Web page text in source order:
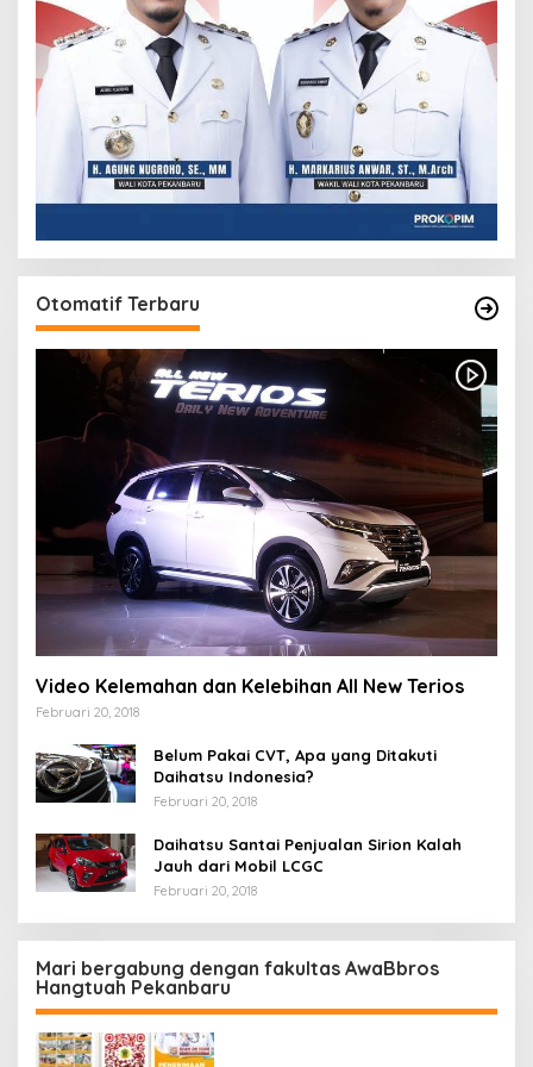
Otomatif Terbaru
Video Kelemahan dan Kelebihan All New Terios
Februari 20, 2018
Belum Pakai CVT, Apa yang Ditakuti
Daihatsu Indonesia?
Februari 20, 2018
Daihatsu Santai Penjualan Sirion Kalah
Jauh dari Mobil LCGC
Februari 20, 2018
Mari bergabung dengan fakultas AwaBbros
Hangtuah Pekanbaru